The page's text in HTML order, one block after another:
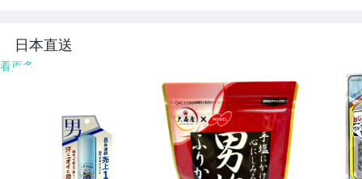
日本直送
看更多